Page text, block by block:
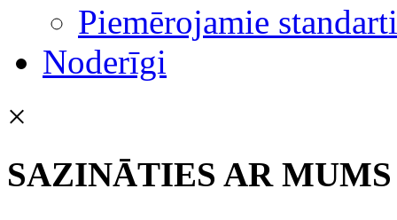
Piemērojamie standarti
Noderīgi
×
SAZINĀTIES AR MUMS